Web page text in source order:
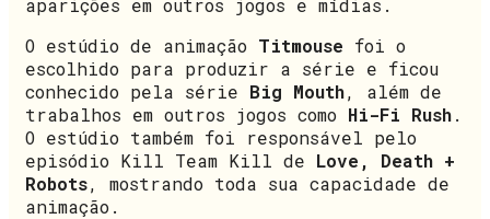
O estúdio de animação Titmouse foi o
escolhido para produzir a série e ficou
conhecido pela série Big Mouth, além de
trabalhos em outros jogos como Hi-Fi Rush.
O estúdio também foi responsável pelo
episódio Kill Team Kill de Love, Death +
Robots, mostrando toda sua capacidade de
animação.